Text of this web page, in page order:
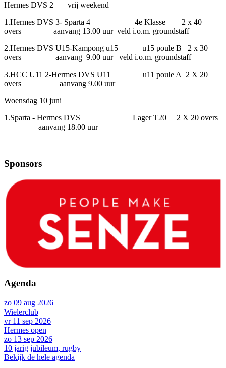
Hermes DVS 2 vrij weekend
1.Hermes DVS 3- Sparta 4 4e Klasse 2 x 40
overs aanvang 13.00 uur veld i.o.m. groundstaff
2.Hermes DVS U15-Kampong u15 u15 poule B 2 x 30
overs aanvang 9.00 uur veld i.o.m. groundstaff
3.HCC U11 2-Hermes DVS U11 u11 poule A 2 X 20
overs aanvang 9.00 uur
Woensdag 10 juni
1.Sparta - Hermes DVS Lager T20 2 X 20 overs
aanvang 18.00 uur
Sponsors
Agenda
zo 09 aug 2026
Wielerclub
vr 11 sep 2026
Hermes open
zo 13 sep 2026
10 jarig jubileum, rugby
Bekijk de hele agenda